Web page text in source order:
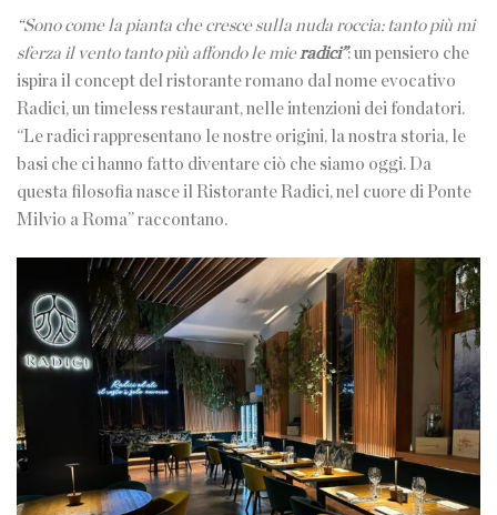
“Sono come la pianta che cresce sulla nuda roccia: tanto più mi
sferza il vento tanto più affondo le mieradici”: un pensiero che
ispira il concept del ristorante romano dal nome evocativo
Radici, un timeless restaurant, nelle intenzioni dei fondatori.
“Le radici rappresentano le nostre origini, la nostra storia, le
basi che ci hanno fatto diventare ciò che siamo oggi. Da
questa filosofia nasce il Ristorante Radici, nel cuore di Ponte
Milvio a Roma” raccontano.